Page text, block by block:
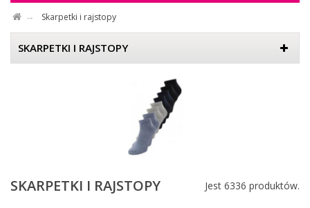
Skarpetki i rajstopy
SKARPETKI I RAJSTOPY
SKARPETKI I RAJSTOPY Jest 6336 produktów.